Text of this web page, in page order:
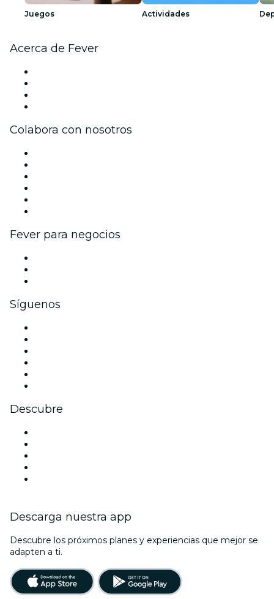
Juegos Actividades
Acerca de Fever
Colabora con nosotros
Fever para negocios
Síguenos
Descubre
Descarga nuestra app
Descubre los próximos planes y experiencias que mejor se
adapten a ti.